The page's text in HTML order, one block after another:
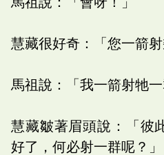
慧藏很好奇：「您一箭射
馬祖說：「我一箭射牠一
慧藏皺著眉頭說：「彼
好了，何必射一群呢？」